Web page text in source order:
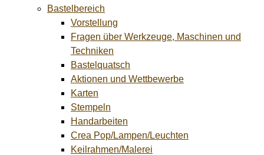
Bastelbereich
Vorstellung
Fragen über Werkzeuge, Maschinen und
Techniken
Bastelquatsch
Aktionen und Wettbewerbe
Karten
Stempeln
Handarbeiten
Crea Pop/Lampen/Leuchten
Keilrahmen/Malerei